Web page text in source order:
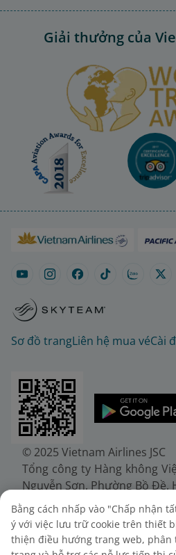
Giải thưởng của
Sơ đồ trangLiên hệ mua véCài
© 2025 Vietnam Airlines JSC
Tổng công ty Hàng không
Nguyễn Sơn, Phường Bồ Đề,
Điện thoại: (+84-24)
38722375
Giấy chứng nhận đăng ký
Bằng cách nhấp vào "Chấp nhận
ý với việc lưu trữ cookie trên thiết
thiện điều hướng trang web, phân